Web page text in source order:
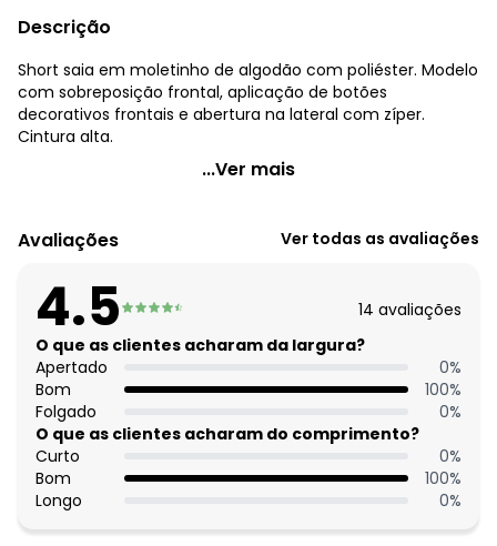
Descrição
Short saia em moletinho de algodão com poliéster. Modelo
com sobreposição frontal, aplicação de botões
decorativos frontais e abertura na lateral com zíper.
Cintura alta.
Quintess - Short Saia Preto com Botões Frontais
Modelagem: Solto
Cintura: Alta
Fechamento: Zíper
Tecido: Moletinho sem pelucia
Composição: Conforme imagem etiqueta
Histórico de preços
O preço apresentado abaixo é o menor oferecido em
algum dia do mês, para o menor tamanho disponível.
agosto/2026
N/D*
julho/2026 N/D*
junho/2026 R$ 49,99
maio/2026 N/D*
...Ver mais
Avaliações Ver todas as avaliações
4.5 14 avaliações
O que as clientes acharam da largura?
Apertado
0%
Bom
100%
Folgado
0%
O que as clientes acharam do comprimento?
Curto
0%
Bom
100%
Longo
0%